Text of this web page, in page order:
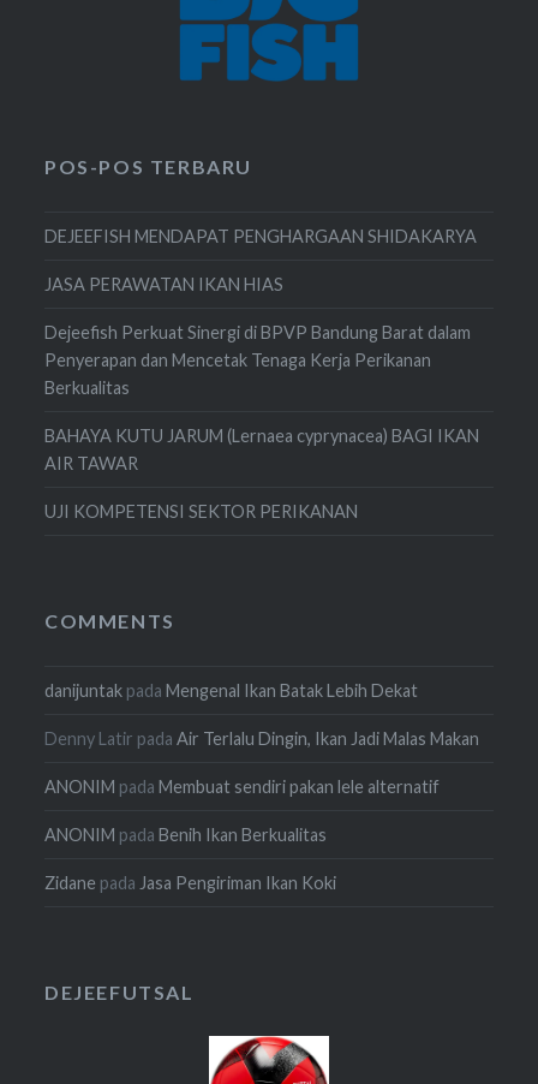
POS-POS TERBARU
DEJEEFISH MENDAPAT PENGHARGAAN SHIDAKARYA
JASA PERAWATAN IKAN HIAS
Dejeefish Perkuat Sinergi di BPVP Bandung Barat dalam
Penyerapan dan Mencetak Tenaga Kerja Perikanan
Berkualitas
BAHAYA KUTU JARUM (Lernaea cyprynacea) BAGI IKAN
AIR TAWAR
UJI KOMPETENSI SEKTOR PERIKANAN
COMMENTS
danijuntak padaMengenal Ikan Batak Lebih Dekat
Denny Latir padaAir Terlalu Dingin, Ikan Jadi Malas Makan
ANONIM padaMembuat sendiri pakan lele alternatif
ANONIM padaBenih Ikan Berkualitas
Zidane pada Jasa Pengiriman Ikan Koki
DEJEEFUTSAL